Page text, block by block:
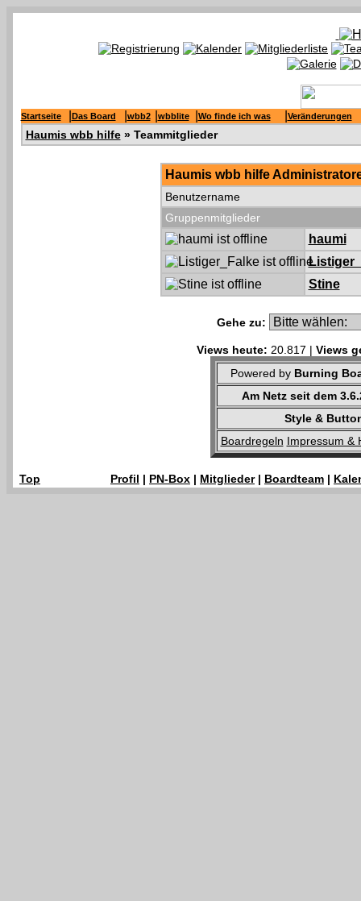
Startseite Das Board wbb2 wbblite Wo finde ich was Veränderungen
Haumis wbb hilfe» Teammitglieder
Haumis wbb hilfe
Benutzername
Gruppenmitglieder
haumi
Stine
Gehe zu:
Views heute: 20.817 | Views
Powered by Burning
Am Netz seit dem
Style &
Boardregeln Impressum &
Top Profil | PN-Box | Mitglieder| Boardteam |